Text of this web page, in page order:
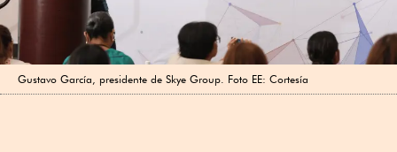
Gustavo García, presidente de Skye Group. Foto EE: Cortesía